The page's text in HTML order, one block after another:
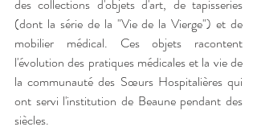
des collections d'objets d'art, de tapisseries
(dont la série de la "Vie de la Vierge") et de
mobilier médical. Ces objets racontent
l'évolution des pratiques médicales et la vie de
la communauté des Sœurs Hospitalières qui
ont servi l'institution de Beaune pendant des
siècles.